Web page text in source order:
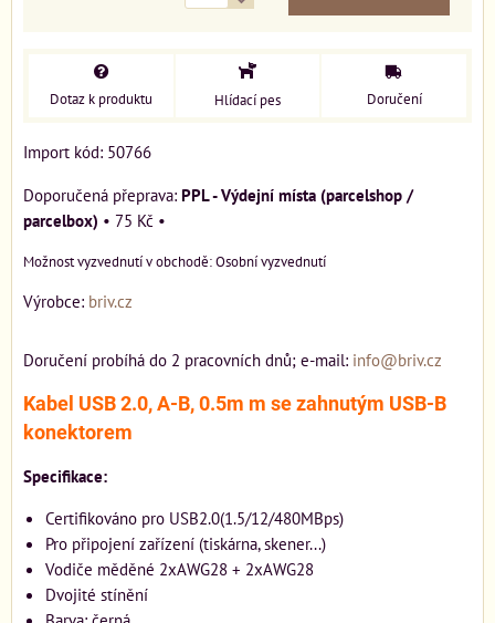
Dotaz k produktu Hlídací pes Doručení
Import kód: 50766
PPL - Výdejní místa (parcelshop /
parcelbox) • 75 Kč •
Osobní vyzvednutí
Výrobce: briv.cz
Doručení probíhá do 2 pracovních dnů; e-mail: info@briv.cz
Kabel USB 2.0, A-B, 0.5m m se zahnutým USB-B
konektorem
Specifikace:
Certifikováno pro USB2.0(1.5/12/480MBps)
Pro připojení zařízení (tiskárna, skener...)
Vodiče měděné 2xAWG28 + 2xAWG28
Dvojité stínění